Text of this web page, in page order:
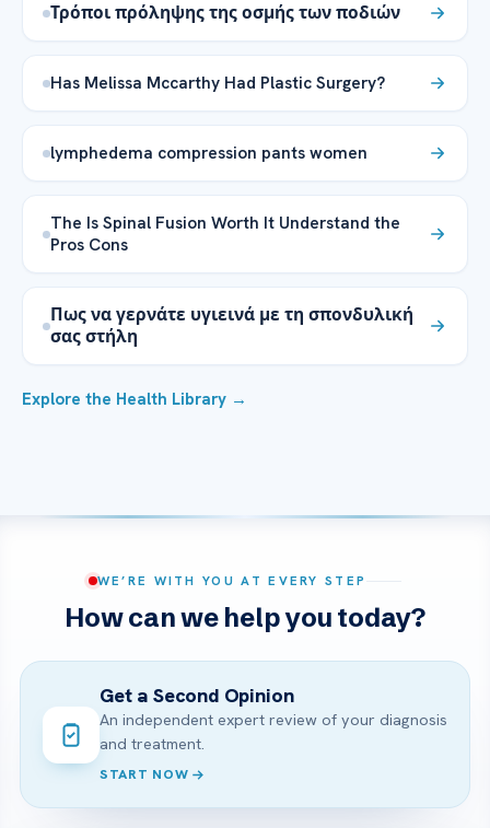
Τρόποι πρόληψης της οσμής των ποδιών
Has Melissa Mccarthy Had Plastic Surgery?
lymphedema compression pants women
The Is Spinal Fusion Worth It Understand the
Pros Cons
Πως να γερνάτε υγιεινά με τη σπονδυλική
σας στήλη
Explore the Health Library →
WE’RE WITH YOU AT EVERY STEP
How can we help you today?
Get a Second Opinion
An independent expert review of your diagnosis
and treatment.
START NOW